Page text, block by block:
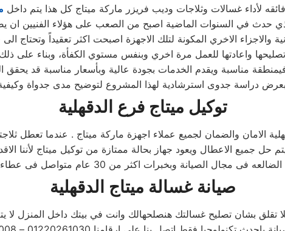
لأداء غسالات وثلاجات وديب فريزر ماركة ميتاج كل هذا يتم داخل
حدث في السنوات الماضية اصبح من الصعب على هؤلاء الفنيين ان
والاجزاء الاخري المكونة لتلك الاجهزة اصبحت اكثر تعقيداً وتحتاج
تصليحها واعادتها للعمل مرة اخري وبنفس مستوي الكفأة، وبناء على
مناسبة ويقدم الخدمات بجودة عالية وبأسعار مناسبة قد يحقق
توكيل ميتاج فرع الدقهلية
الامان والضمان لجميع عملاء اجهزة ماركة ميتاج . عندما تعطل
حل جميع الاعطال ويعود جهاز بحالة ممتازة من توكيل ميتاج لأننا
صيانة غسالة ميتاج الدقهلية
تقلق بشان تصليح غسالتك هنصلحهالك وانت في بيتك داخل المنزل لا